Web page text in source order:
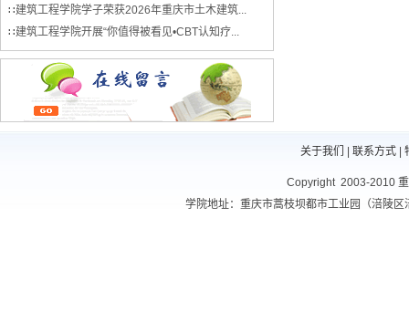
∷建筑工程学院学子荣获2026年重庆市土木建筑...
∷建筑工程学院开展“你值得被看见•CBT认知疗...
关于我们 联系方式|
Copyright 2003-2010
学院地址：重庆市蒿枝坝都市工业园（涪陵